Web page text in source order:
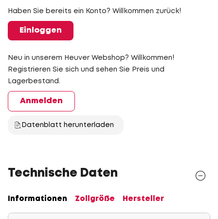
Haben Sie bereits ein Konto? Willkommen zurück!
Einloggen
Neu in unserem Heuver Webshop? Willkommen!
Registrieren Sie sich und sehen Sie Preis und
Lagerbestand.
Anmelden
Datenblatt herunterladen
Technische Daten
Informationen Zollgröße Hersteller